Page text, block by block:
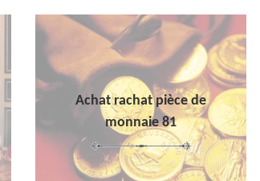
Achat rachat pièce de
monnaie 81